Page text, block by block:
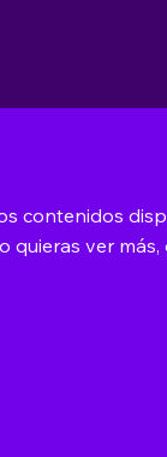
contenidos
quieras ver